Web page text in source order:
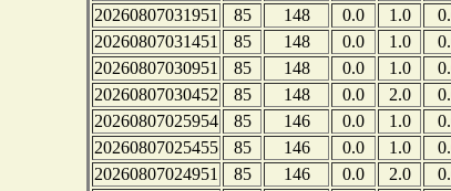
20260807031951
85 148 0.0 1.0
20260807031451
85 148 0.0 1.0
20260807030951
85 148 0.0 1.0
20260807030452
85 148 0.0 2.0
20260807025954
85 146 0.0 1.0
20260807025455
85 146 0.0 1.0
20260807024951
85 146 0.0 2.0